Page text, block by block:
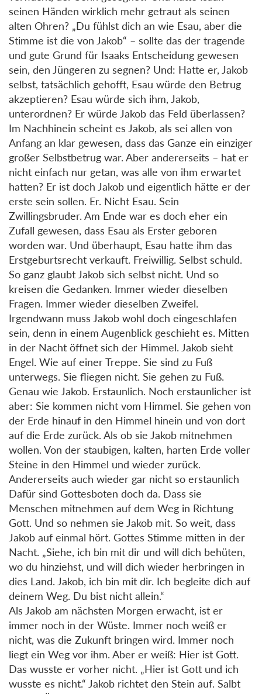
seinen Händen wirklich mehr getraut als seinen
alten Ohren? „Du fühlst dich an wie Esau, aber die
Stimme ist die von Jakob“ – sollte das der tragende
und gute Grund für Isaaks Entscheidung gewesen
sein, den Jüngeren zu segnen? Und: Hatte er, Jakob
selbst, tatsächlich gehofft, Esau würde den Betrug
akzeptieren? Esau würde sich ihm, Jakob,
unterordnen? Er würde Jakob das Feld überlassen?
Im Nachhinein scheint es Jakob, als sei allen von
Anfang an klar gewesen, dass das Ganze ein einziger
großer Selbstbetrug war. Aber andererseits – hat er
nicht einfach nur getan, was alle von ihm erwartet
hatten? Er ist doch Jakob und eigentlich hätte er der
erste sein sollen. Er. Nicht Esau. Sein
Zwillingsbruder. Am Ende war es doch eher ein
Zufall gewesen, dass Esau als Erster geboren
worden war. Und überhaupt, Esau hatte ihm das
Erstgeburtsrecht verkauft. Freiwillig. Selbst schuld.
So ganz glaubt Jakob sich selbst nicht. Und so
kreisen die Gedanken. Immer wieder dieselben
Fragen. Immer wieder dieselben Zweifel.
Irgendwann muss Jakob wohl doch eingeschlafen
sein, denn in einem Augenblick geschieht es. Mitten
in der Nacht öffnet sich der Himmel. Jakob sieht
Engel. Wie auf einer Treppe. Sie sind zu Fuß
unterwegs. Sie fliegen nicht. Sie gehen zu Fuß.
Genau wie Jakob. Erstaunlich. Noch erstaunlicher ist
aber: Sie kommen nicht vom Himmel. Sie gehen von
der Erde hinauf in den Himmel hinein und von dort
auf die Erde zurück. Als ob sie Jakob mitnehmen
wollen. Von der staubigen, kalten, harten Erde voller
Steine in den Himmel und wieder zurück.
Andererseits auch wieder gar nicht so erstaunlich
Dafür sind Gottesboten doch da. Dass sie
Menschen mitnehmen auf dem Weg in Richtung
Gott. Und so nehmen sie Jakob mit. So weit, dass
Jakob auf einmal hört. Gottes Stimme mitten in der
Nacht. „Siehe, ich bin mit dir und will dich behüten,
wo du hinziehst, und will dich wieder herbringen in
dies Land. Jakob, ich bin mit dir. Ich begleite dich auf
deinem Weg. Du bist nicht allein.“
Als Jakob am nächsten Morgen erwacht, ist er
immer noch in der Wüste. Immer noch weiß er
nicht, was die Zukunft bringen wird. Immer noch
liegt ein Weg vor ihm. Aber er weiß: Hier ist Gott.
Das wusste er vorher nicht. „Hier ist Gott und ich
wusste es nicht.“ Jakob richtet den Stein auf. Salbt